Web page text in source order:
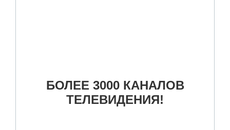
БОЛЕЕ 3000 КАНАЛОВ
ТЕЛЕВИДЕНИЯ!